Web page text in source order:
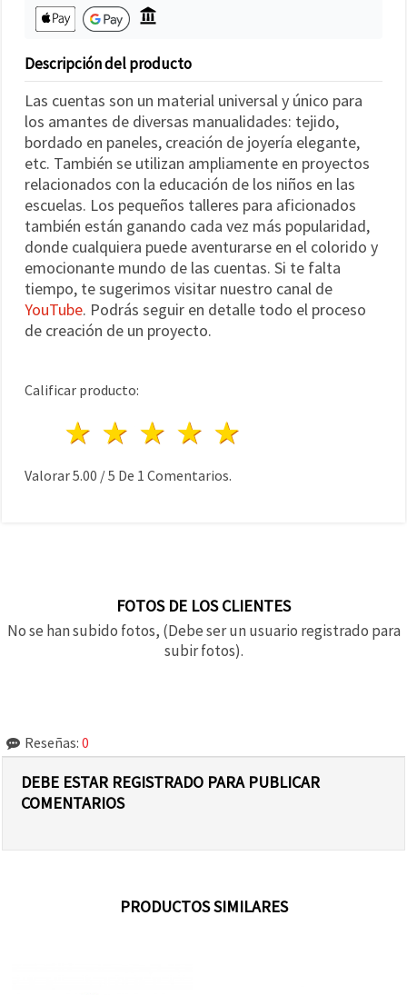
Descripción del producto
Las cuentas son un material universal y único para
los amantes de diversas manualidades: tejido,
bordado en paneles, creación de joyería elegante,
etc. También se utilizan ampliamente en proyectos
relacionados con la educación de los niños en las
escuelas. Los pequeños talleres para aficionados
también están ganando cada vez más popularidad,
donde cualquiera puede aventurarse en el colorido y
emocionante mundo de las cuentas. Si te falta
tiempo, te sugerimos visitar nuestro canal de
YouTube. Podrás seguir en detalle todo el proceso
de creación de un proyecto.
Calificar producto:
4 estrellas
3 estrellas
2 estrellas
1 estrella
Valorar5.00 /5 De 1 Comentarios.
FOTOS DE LOS CLIENTES
No se han subido fotos, (Debe ser un usuario registrado para
subir fotos).
Reseñas: 0
DEBE ESTAR REGISTRADO PARA PUBLICAR
COMENTARIOS
PRODUCTOS SIMILARES